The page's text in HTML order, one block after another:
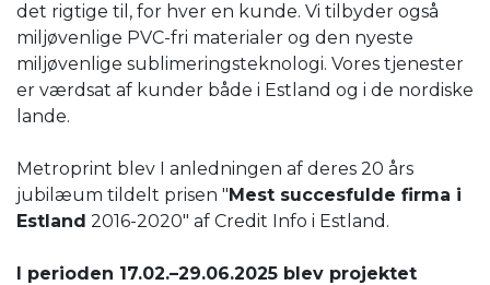
det rigtige til, for hver en kunde. Vi tilbyder også
miljøvenlige PVC-fri materialer og den nyeste
miljøvenlige sublimeringsteknologi. Vores tjenester
er værdsat af kunder både i Estland og i de nordiske
lande.
Metroprint blev I anledningen af deres 20 års
jubilæum tildelt prisen "Mest succesfulde firma i
Estland 2016-2020" af Credit Info i Estland.
I perioden 17.02.–29.06.2025 blev projektet